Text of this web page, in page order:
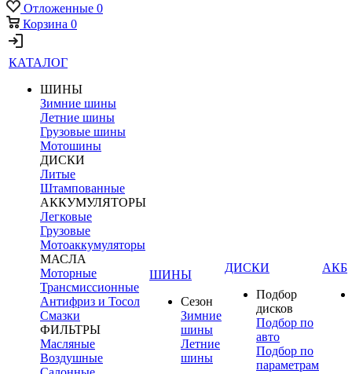
Отложенные 0
Корзина 0
КАТАЛОГ
ШИНЫ
Зимние шины
Летние шины
Грузовые шины
Мотошины
ДИСКИ
Литые
Штампованные
АККУМУЛЯТОРЫ
Легковые
Грузовые
Мотоаккумуляторы
МАСЛА
Моторные
Трансмиссионные
Антифриз и Тосол
Смазки
ФИЛЬТРЫ
Масляные
Воздушные
ШИНЫ
Сезон
Зимние
шины
Летние
шины
ДИСКИ
Подбор
дисков
Подбор по
авто
Подбор по
параметрам
АКБ